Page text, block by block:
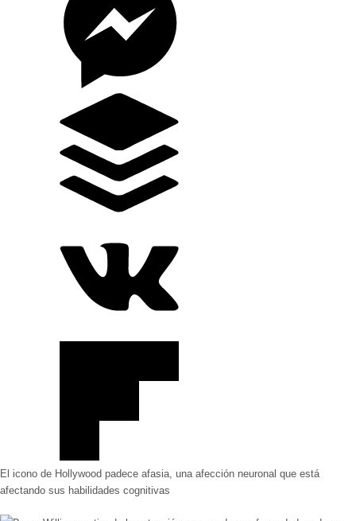
El icono de Hollywood padece afasia, una afección neuronal que está
afectando sus habilidades cognitivas